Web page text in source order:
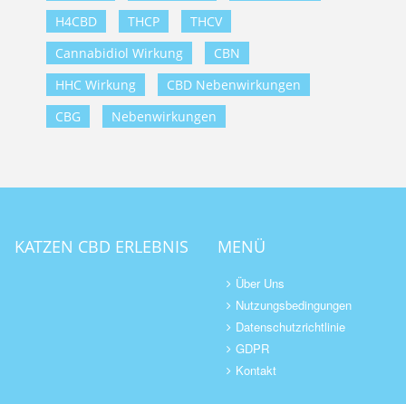
H4CBD
THCP
THCV
Cannabidiol Wirkung
CBN
HHC Wirkung
CBD Nebenwirkungen
CBG
Nebenwirkungen
KATZEN CBD ERLEBNIS MENÜ
Über Uns
Nutzungsbedingungen
Datenschutzrichtlinie
GDPR
Kontakt